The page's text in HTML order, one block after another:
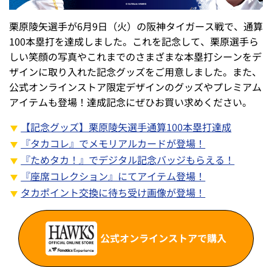
栗原陵矢選手が6月9日（火）の阪神タイガース戦で、通算
100本塁打を達成しました。これを記念して、栗原選手ら
しい笑顔の写真やこれまでのさまざまな本塁打シーンをデ
ザインに取り入れた記念グッズをご用意しました。また、
公式オンラインストア限定デザインのグッズやプレミアム
アイテムも登場！達成記念にぜひお買い求めください。
【記念グッズ】栗原陵矢選手通算100本塁打達成
『タカコレ』でメモリアルカードが登場！
『ためタカ！』でデジタル記念バッジもらえる！
『座席コレクション』にてアイテム登場！
タカポイント交換に待ち受け画像が登場！
公式オンラインストアで購入